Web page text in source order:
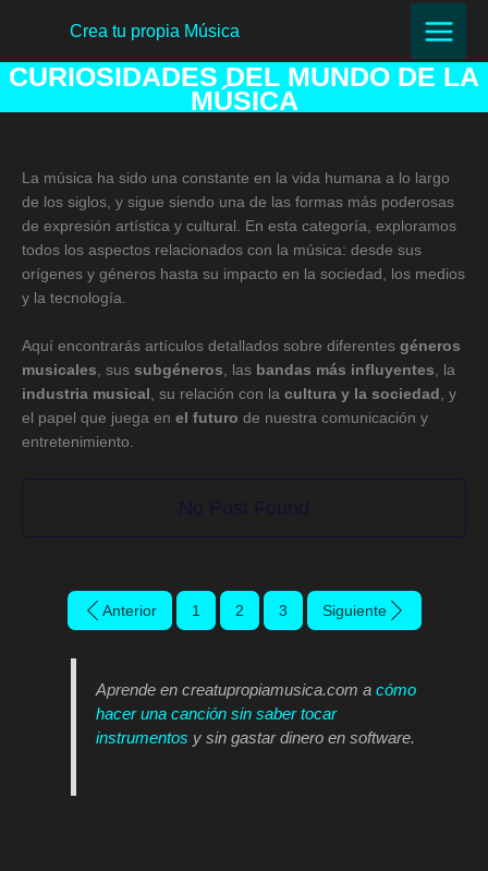
contenido
Crea tu propia Música
CURIOSIDADES DEL MUNDO DE LA
MÚSICA
La música ha sido una constante en la vida humana a lo largo
de los siglos, y sigue siendo una de las formas más poderosas
de expresión artística y cultural. En esta categoría, exploramos
todos los aspectos relacionados con la música: desde sus
orígenes y géneros hasta su impacto en la sociedad, los medios
y la tecnología.
Aquí encontrarás artículos detallados sobre diferentes géneros
musicales, sus subgéneros, las bandas más influyentes, la
industria musical , su relación con la cultura y la sociedad , y
el papel que juega en el futuro de nuestra comunicación y
entretenimiento.
Anterior 1 2 3 Siguiente
Aprende en creatupropiamusica.com acómo
hacer una canción sin saber tocar
instrumentos y sin gastar dinero en software.